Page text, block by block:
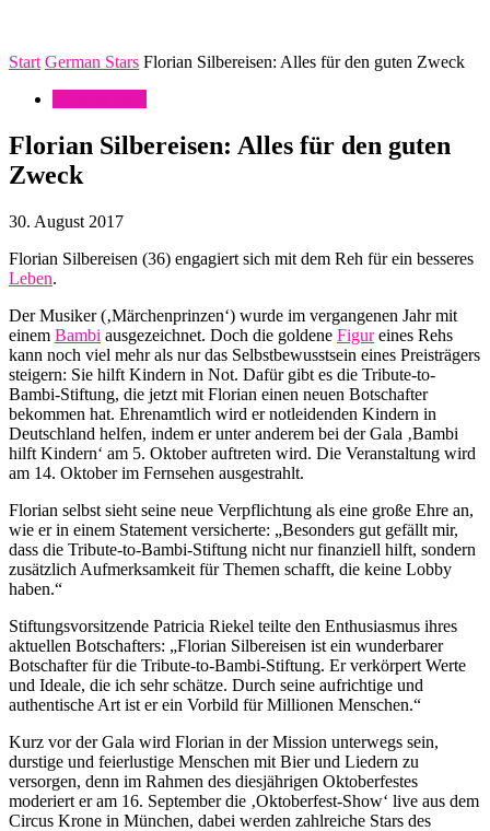
Start German Stars Florian Silbereisen: Alles für den guten Zweck
Florian Silbereisen: Alles für den guten
Zweck
30. August 2017
Florian Silbereisen (36) engagiert sich mit dem Reh für ein besseres
Leben.
Der Musiker (‚Märchenprinzen‘) wurde im vergangenen Jahr mit
einem Bambi ausgezeichnet. Doch die goldene Figureines Rehs
kann noch viel mehr als nur das Selbstbewusstsein eines Preisträgers
steigern: Sie hilft Kindern in Not. Dafür gibt es die Tribute-to-
Bambi-Stiftung, die jetzt mit Florian einen neuen Botschafter
bekommen hat. Ehrenamtlich wird er notleidenden Kindern in
Deutschland helfen, indem er unter anderem bei der Gala ‚Bambi
hilft Kindern‘ am 5. Oktober auftreten wird. Die Veranstaltung wird
am 14. Oktober im Fernsehen ausgestrahlt.
Florian selbst sieht seine neue Verpflichtung als eine große Ehre an,
wie er in einem Statement versicherte: „Besonders gut gefällt mir,
dass die Tribute-to-Bambi-Stiftung nicht nur finanziell hilft, sondern
zusätzlich Aufmerksamkeit für Themen schafft, die keine Lobby
haben.“
Stiftungsvorsitzende Patricia Riekel teilte den Enthusiasmus ihres
aktuellen Botschafters: „Florian Silbereisen ist ein wunderbarer
Botschafter für die Tribute-to-Bambi-Stiftung. Er verkörpert Werte
und Ideale, die ich sehr schätze. Durch seine aufrichtige und
authentische Art ist er ein Vorbild für Millionen Menschen.“
Kurz vor der Gala wird Florian in der Mission unterwegs sein,
durstige und feierlustige Menschen mit Bier und Liedern zu
versorgen, denn im Rahmen des diesjährigen Oktoberfestes
moderiert er am 16. September die ‚Oktoberfest-Show‘ live aus dem
Circus Krone in München, dabei werden zahlreiche Stars des